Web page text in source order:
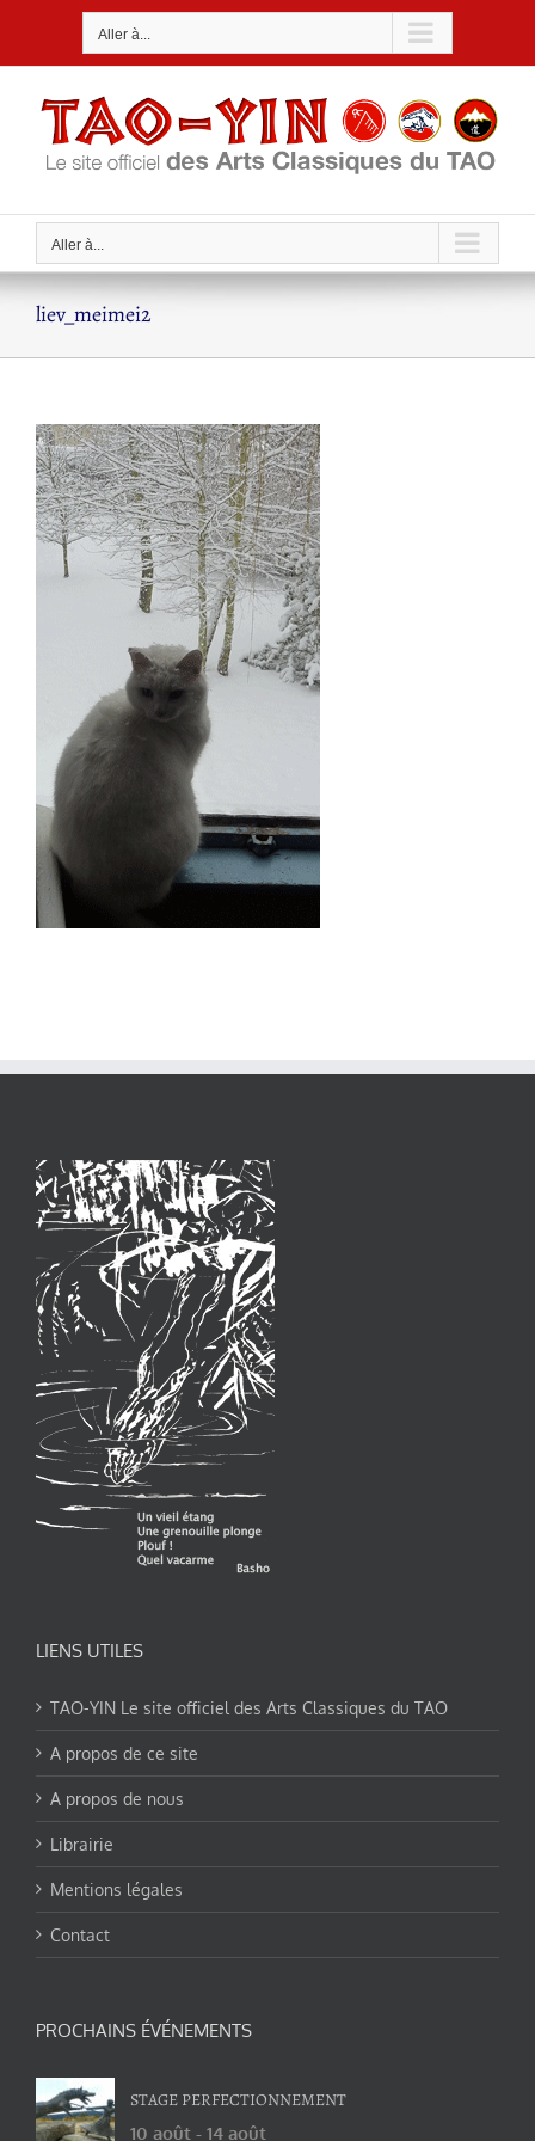
Aller à...
Aller à...
liev_meimei2
LIENS UTILES
TAO-YIN Le site officiel des Arts Classiques du TAO
A propos de ce site
A propos de nous
Librairie
Mentions légales
Contact
PROCHAINS ÉVÉNEMENTS
STAGE PERFECTIONNEMENT
10 août - 14 août